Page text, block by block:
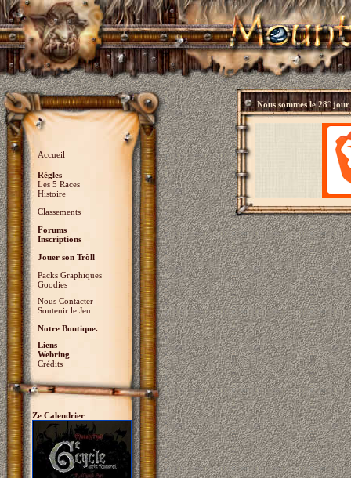
Accueil
Règles
Les 5 Races
Histoire
Classements
Forums
Inscriptions
Jouer son Trõll
Packs Graphiques
Goodies
Nous Contacter
Soutenir le Jeu.
Notre Boutique.
Liens
Webring
Crédits
Ze Calendrier
Nous sommes le28° jour